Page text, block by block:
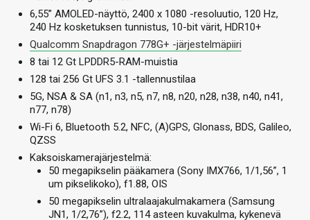
6,55” AMOLED-näyttö, 2400 x 1080 -resoluutio, 120 Hz,
240 Hz kosketuksen tunnistus, 10-bit värit, HDR10+
Qualcomm Snapdragon 778G+ -järjestelmäpiiri
8 tai 12 Gt LPDDR5-RAM-muistia
128 tai 256 Gt UFS 3.1 -tallennustilaa
5G, NSA & SA (n1, n3, n5, n7, n8, n20, n28, n38, n40, n41,
n77, n78)
Wi-Fi 6, Bluetooth 5.2, NFC, (A)GPS, Glonass, BDS, Galileo,
QZSS
Kaksoiskamerajärjestelmä:
50 megapikselin pääkamera (Sony IMX766, 1/1,56”, 1
um pikselikoko), f1.88, OIS
50 megapikselin ultralaajakulmakamera (Samsung
JN1, 1/2,76”), f2.2, 114 asteen kuvakulma, kykenevä